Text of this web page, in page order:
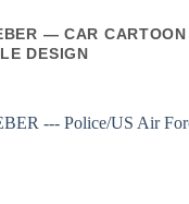
— CAR CARTOON
DESIGN